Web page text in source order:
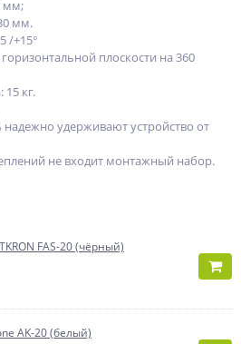
мм;
мм.
/+15°
плоскости на 360
кг.
удерживают устройство от
не входит монтажный набор.
FAS-20 (чёрный)
AK-20 (белый)